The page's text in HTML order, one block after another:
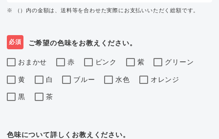
※ （）内の金額は、送料等を合わせた実際にお支払いいただく総額です。
必須 ご希望の色味をお教えください。
おまかせ 赤 ピンク 紫 グリーン
黄 白 ブルー 水色 オレンジ
黒 茶
色味について詳しくお教えください。